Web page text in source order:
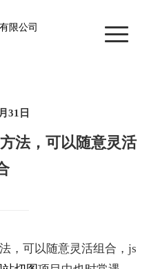
限公司
31日
法，可以随意灵活
，可以随意灵活组合，js